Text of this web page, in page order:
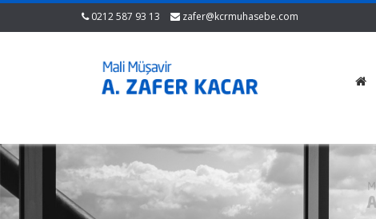
0212 587 93 13 zafer@kcrmuhasebe.com